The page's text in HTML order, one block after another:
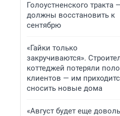
Голоустненского тракта
должны восстановить к
сентябрю
«Гайки только
закручиваются».
коттеджей потеряли
клиентов — им
сносить новые дома
«Август будет еще